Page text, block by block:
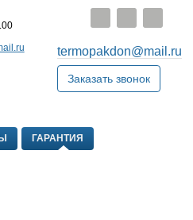
termopakdon@mail.ru
Заказать звонок
ГАРАНТИЯ